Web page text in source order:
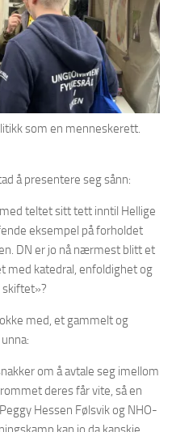
som en menneskerett.
å presentere seg sånn:
teltet sitt tett inntil Hellige
eksempel på forholdet
DN er jo nå nærmest blitt et
med katedral, enfoldighet og
skiftet»?
med, et gammelt og
om å avtale seg imellom
deres får vite, så en
Hessen Følsvik og NHO-